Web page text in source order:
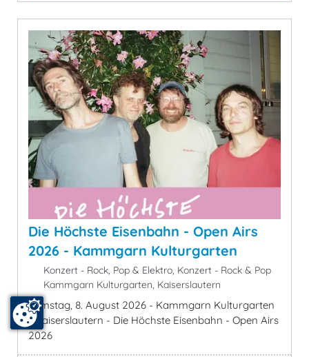
Die Höchste Eisenbahn - Open Airs
2026 - Kammgarn Kulturgarten
Konzert - Rock, Pop & Elektro, Konzert - Rock & Pop
Kammgarn Kulturgarten, Kaiserslautern
Samstag, 8. August 2026 - Kammgarn Kulturgarten
- Kaiserslautern - Die Höchste Eisenbahn - Open Airs
2026